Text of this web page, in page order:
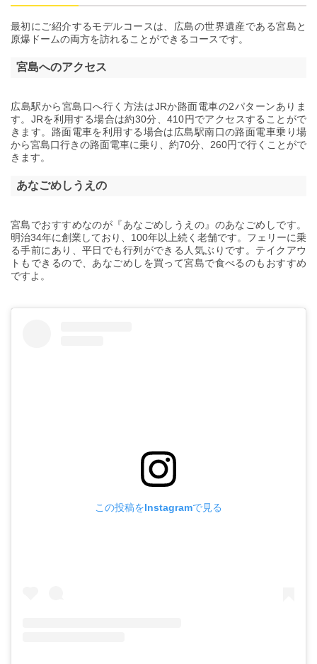
最初にご紹介するモデルコースは、広島の世界遺産である宮島と
原爆ドームの両方を訪れることができるコースです。
宮島へのアクセス
広島駅から宮島口へ行く方法はJRか路面電車の2パターンありま
す。JRを利用する場合は約30分、410円でアクセスすることがで
きます。路面電車を利用する場合は広島駅南口の路面電車乗り場
から宮島口行きの路面電車に乗り、約70分、260円で行くことがで
きます。
あなごめしうえの
宮島でおすすめなのが『あなごめしうえの』のあなごめしです。
明治34年に創業しており、100年以上続く老舗です。フェリーに乗
る手前にあり、平日でも行列ができる人気ぶりです。テイクアウ
トもできるので、あなごめしを買って宮島で食べるのもおすすめ
ですよ。
この投稿をInstagramで見る